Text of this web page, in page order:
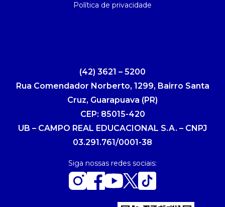
Política de privacidade
(42) 3621 – 5200
Rua Comendador Norberto, 1299, Bairro Santa
Cruz, Guarapuava (PR)
CEP: 85015-420
UB – CAMPO REAL EDUCACIONAL S.A. – CNPJ
03.291.761/0001-38
Siga nossas redes sociais: